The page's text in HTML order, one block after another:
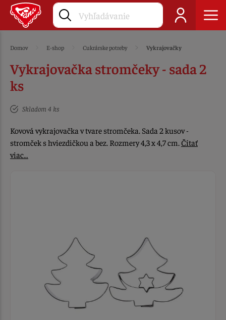
Domov E-shop Cukrárske potreby Vykrajovačky
Vykrajovačka stromčeky - sada 2
ks
Skladom 4 ks
Kovová vykrajovačka v tvare stromčeka. Sada 2 kusov -
stromček s hviezdičkou a bez. Rozmery 4,3 x 4,7 cm.Čítať
viac…